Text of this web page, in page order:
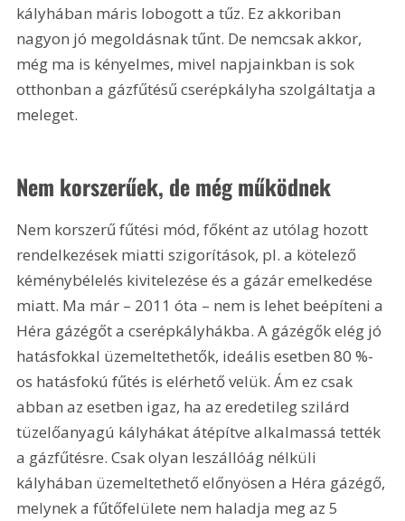
kályhában máris lobogott a tűz. Ez akkoriban
nagyon jó megoldásnak tűnt. De nemcsak akkor,
még ma is kényelmes, mivel napjainkban is sok
otthonban a gázfűtésű cserépkályha szolgáltatja a
meleget.
Nem korszerűek, de még működnek
Nem korszerű fűtési mód, főként az utólag hozott
rendelkezések miatti szigorítások, pl. a kötelező
kéménybélelés kivitelezése és a gázár emelkedése
miatt. Ma már – 2011 óta – nem is lehet beépíteni a
Héra gázégőt a cserépkályhákba. A gázégők elég jó
hatásfokkal üzemeltethetők, ideális esetben 80 %-
os hatásfokú fűtés is elérhető velük. Ám ez csak
abban az esetben igaz, ha az eredetileg szilárd
tüzelőanyagú kályhákat átépítve alkalmassá tették
a gázfűtésre. Csak olyan leszállóág nélküli
kályhában üzemeltethető előnyösen a Héra gázégő,
melynek a fűtőfelülete nem haladja meg az 5